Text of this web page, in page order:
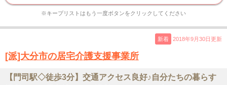
※キープリストはもう一度ボタンをクリックしてください
新着 2018年9月30日更新
[派]大分市の居宅介護支援事業所
【門司駅◇徒歩3分】交通アクセス良好♪自分たちの暮らす